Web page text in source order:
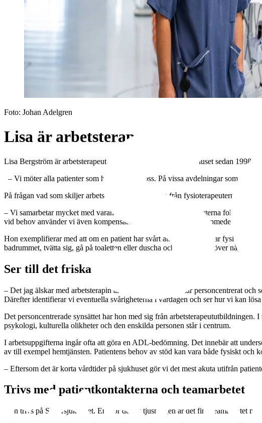
Foto: Johan Adelgren
Lisa är arbetsterapeut
Lisa Bergström är arbetsterapeut och har jobbat på Södersjukhuset sedan 1998.
– Vi möter alla patienter som har behov av oss. På vissa avdelningar som till
På frågan vad som skiljer arbetsterapeuternas arbete från fysioterapeuternas
– Vi samarbetar mycket med varandra, men medan fysioterapeuterna
vid behov använder vi även kompensatoriska åtgärder såsom hjälpmedel.
Hon exemplifierar med att om en patient har svårt att röra sig så tittar
badrummet, tvätta sig, gå på toaletten eller duscha och om hen behöver något
Ser till det friska
– Det jag älskar med arbetsterapin är att vi verkligen arbetar personcentrerat
Därefter identifierar vi eventuella svårigheterna i vardagen och ser hur vi kan
Det personcentrerade synsättet har hon med sig från
psykologi, kulturella olikheter och den enskilda personen står i centrum.
I arbetsuppgifterna ingår ofta att göra en ADL-bedömning. Det innebär att
av till exempel hemtjänsten. Patientens behov av stöd kan vara både fysiskt
– Eftersom det är korta vårdtider på sjukhuset gör vi det mest akuta utifrån
Trivs med patientkontakterna och teamarbetet
Hon trivs på Södersjukhuset. En stor del av tjusningen är det fina teamarbetet